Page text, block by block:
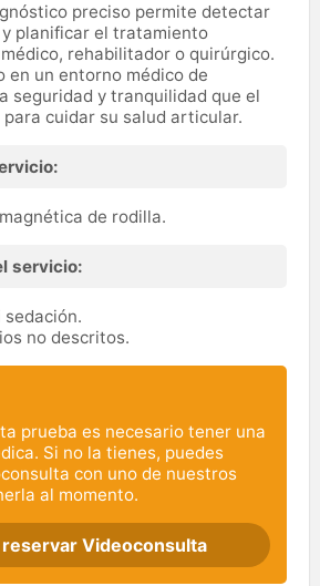
preciso permite detectar
planificar el tratamiento
rehabilitador o quirúrgico.
en un entorno médico de
seguridad y tranquilidad que el
cuidar su salud articular.
de rodilla.
servicio:
no descritos.
prueba es necesario tener una
Si no la tienes, puedes
con uno de nuestros
al momento.
Videoconsulta